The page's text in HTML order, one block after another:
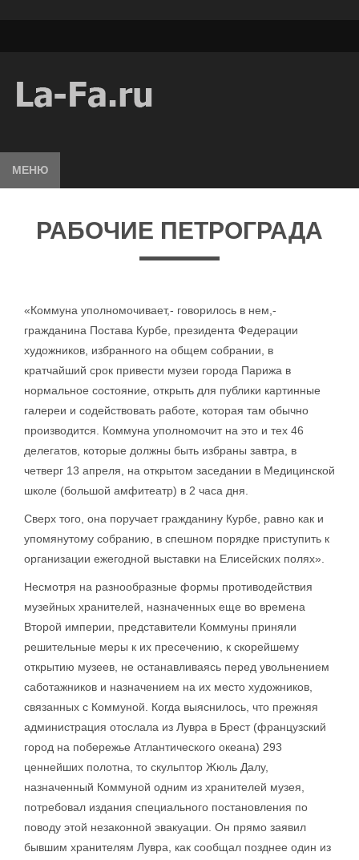
МЕНЮ
РАБОЧИЕ ПЕТРОГРАДА
«Коммуна уполномочивает,- говорилось в нем,-
гражданина Постава Курбе, президента Федерации
художников, избранного на общем собрании, в
кратчайший срок привести музеи города Парижа в
нормальное состояние, открыть для публики картинные
галереи и содействовать работе, которая там обычно
производится. Коммуна уполномочит на это и тех 46
делегатов, которые должны быть избраны завтра, в
четверг 13 апреля, на открытом заседании в Медицинской
школе (большой амфитеатр) в 2 часа дня.
Сверх того, она поручает гражданину Курбе, равно как и
упомянутому собранию, в спешном порядке приступить к
организации ежегодной выставки на Елисейских полях».
Несмотря на разнообразные формы противодействия
музейных хранителей, назначенных еще во времена
Второй империи, представители Коммуны приняли
решительные меры к их пресечению, к скорейшему
открытию музеев, не останавливаясь перед увольнением
саботажников и назначением на их место художников,
связанных с Коммуной. Когда выяснилось, что прежняя
администрация отослала из Лувра в Брест (французский
город на побережье Атлантического океана) 293
ценнейших полотна, то скульптор Жюль Далу,
назначенный Коммуной одним из хранителей музея,
потребовал издания специального постановления по
поводу этой незаконной эвакуации. Он прямо заявил
бывшим хранителям Лувра, как сообщал позднее один из